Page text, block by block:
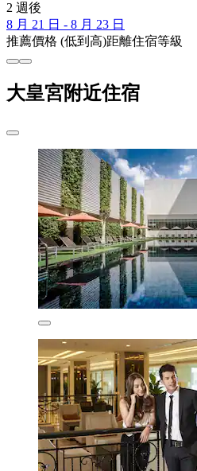
2 週後
8 月 21 日 - 8 月 23 日
推薦價格 (低到高)距離住宿等級
大皇宮附近住宿